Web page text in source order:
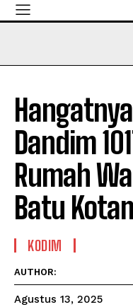
Dandim
Rumah
Batu
KODIM
AUTHOR:
Agustus 13, 2025